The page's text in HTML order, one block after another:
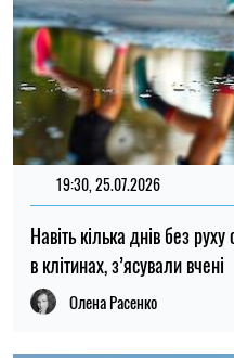
19:30, 25.07.2026
Навіть кілька днів без
в клітинах, з’ясували вчені
Олена Расенко